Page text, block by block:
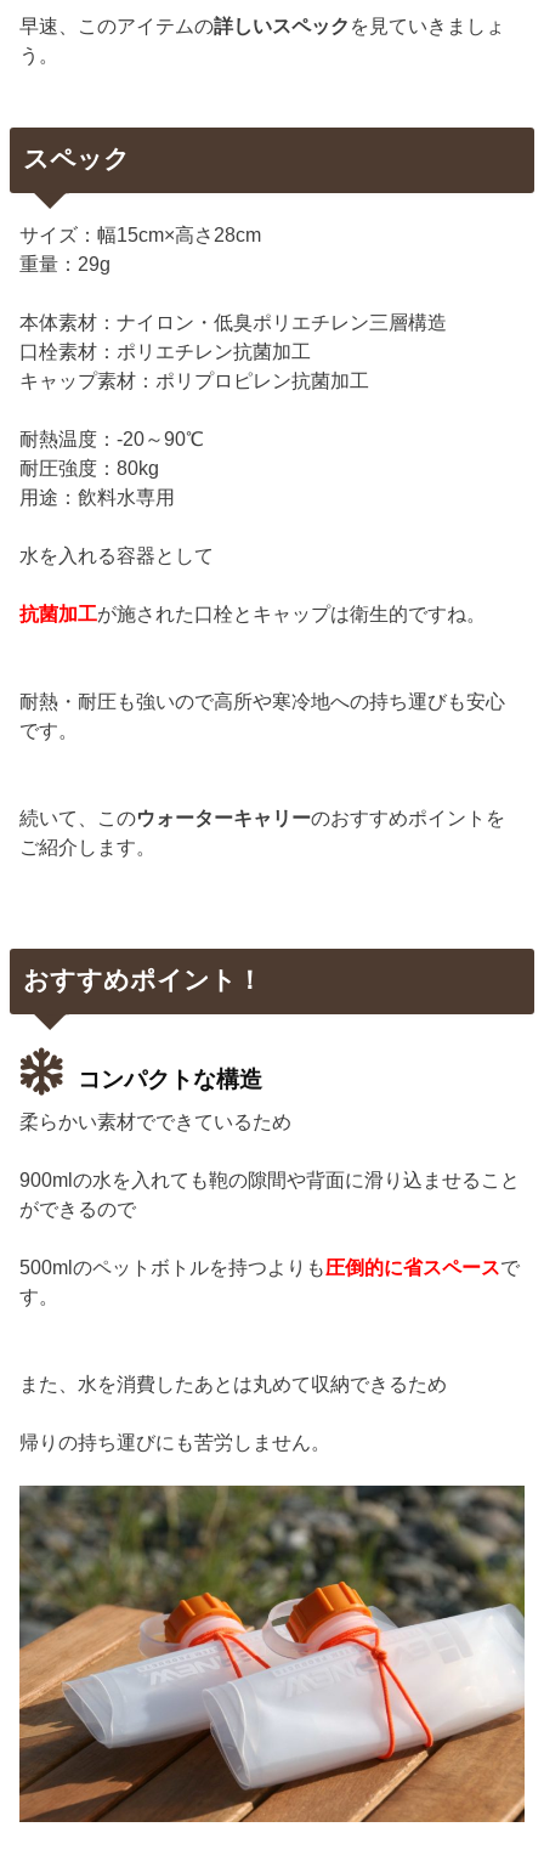
早速、このアイテムの詳しいスペック を見ていきましょ
う。
スペック
サイズ：幅15cm×高さ28cm
重量：29g
本体素材：ナイロン・低臭ポリエチレン三層構造
口栓素材：ポリエチレン抗菌加工
キャップ素材：ポリプロピレン抗菌加工
耐熱温度：-20～90℃
耐圧強度：80kg
用途：飲料水専用
水を入れる容器として
抗菌加工が施された口栓とキャップは衛生的ですね。
耐熱・耐圧も強いので高所や寒冷地への持ち運びも安心
です。
続いて、このウォーターキャリーのおすすめポイントを
ご紹介します。
おすすめポイント！
コンパクトな構造
柔らかい素材でできているため
900mlの水を入れても鞄の隙間や背面に滑り込ませること
ができるので
500mlのペットボトルを持つよりも圧倒的に省スペースで
す。
また、水を消費したあとは丸めて収納できるため
帰りの持ち運びにも苦労しません。